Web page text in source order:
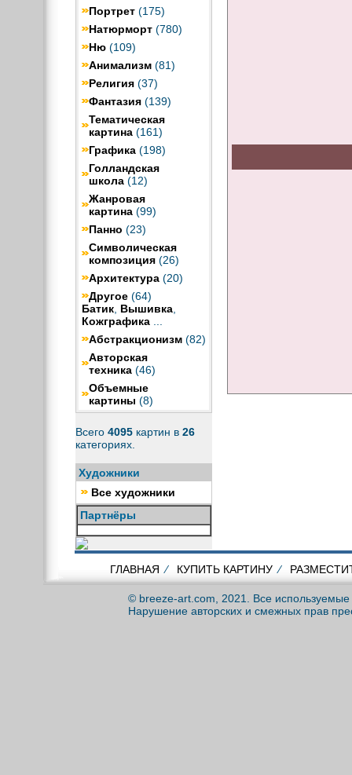
Портрет(175)
Натюрморт(780)
Ню(109)
Анимализм(81)
Религия(37)
Фантазия(139)
Тематическая
картина(161)
Графика(198)
Голландская
школа(12)
Жанровая
картина(99)
Панно (23)
Символическая
композиция(26)
Архитектура(20)
Другое(64)
Батик, Вышивка,
Кожграфика...
Абстракционизм(82)
Авторская
техника(46)
Объемные
картины (8)
Всего 4095картин в 26
категориях.
Художники
Все художники
Партнёры
ГЛАВНАЯ ⁄ КУПИТЬ КАРТИНУ ⁄
© breeze-art.com, 2021. Все
Нарушение авторских и смежных прав